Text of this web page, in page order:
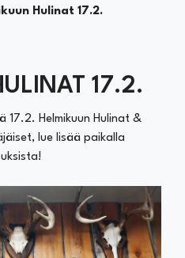
Hulinat 17.2.
17.2.
17.2. Helmikuun Hulinat &
lue lisää paikalla